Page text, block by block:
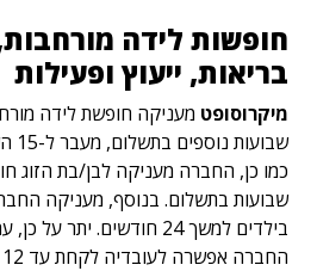
חופשות לידה
בריאות, ייעוץ ופעילות
מיקרוסופט מעניקה חופשת לידה
כמו כן, החברה מעניקה לבן/בת הזוג
שבועות בתשלום. בנוסף, מעניקה
בילדים למשך 24 חודשים.